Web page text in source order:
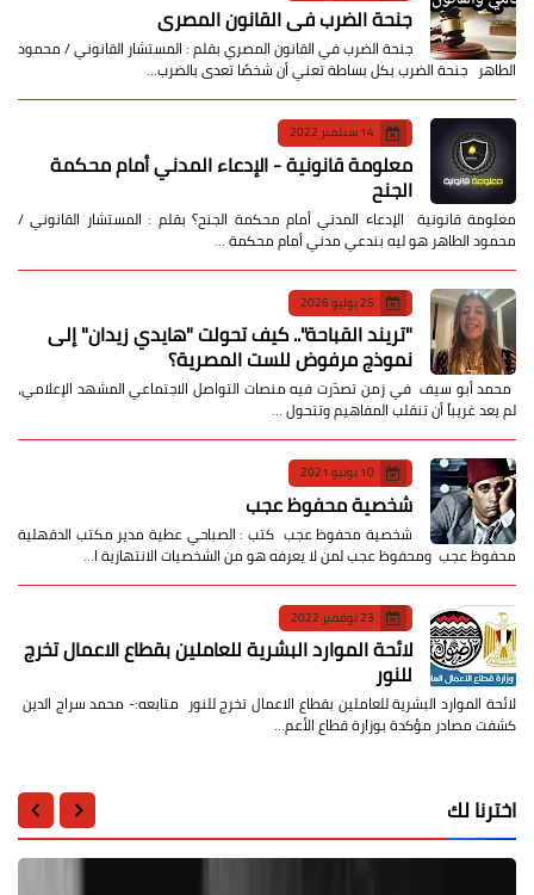
جنحة الضرب في القانون المصري
جنحة الضرب في القانون المصري بقلم : المستشار القانوني / محمود
الطاهر جنحة الضرب بكل بساطة تعني أن شخصًا تعدى بالضرب…
14 سبتمبر 2022
معلومة قانونية - الإدعاء المدني أمام محكمة
الجنح
معلومة قانونية الإدعاء المدني أمام محكمة الجنح؟ بقلم : المستشار القانوني /
محمود الطاهر هو ليه بندعي مدني أمام محكمة …
25 يوليو 2026
​"تريند القباحة".. كيف تحولت "هايدي زيدان" إلى
نموذج مرفوض للست المصرية؟
​ محمد أبو سيف ​في زمن تصدّرت فيه منصات التواصل الاجتماعي المشهد الإعلامي،
لم يعد غريباً أن تنقلب المفاهيم وتتحول …
10 يونيو 2021
شخصية محفوظ عجب
شخصية محفوظ عجب كتب : الصباحي عطية مدير مكتب الدقهلية
محفوظ عجب ومحفوظ عجب لمن لا يعرفه هو من الشخصيات الانتهازية ا…
23 نوفمبر 2022
لائحة الموارد البشرية للعاملين بقطاع الاعمال تخرج
للنور
لائحة الموارد البشرية للعاملين بقطاع الاعمال تخرج للنور متابعه:- محمد سراج الدين
كشفت مصادر مؤكدة بوزارة قطاع الأعم…
اخترنا لك